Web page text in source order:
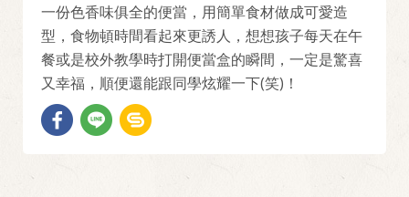
一份色香味俱全的便當，用簡單食材做成可愛造
型，食物頓時間看起來更誘人，想想孩子每天在午
餐或是校外教學時打開便當盒的瞬間，一定是驚喜
又幸福，順便還能跟同學炫耀一下(笑)！